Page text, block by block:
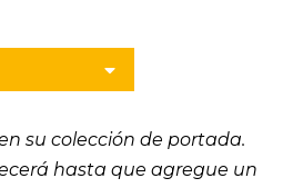
su colección de portada.
hasta queagregue un